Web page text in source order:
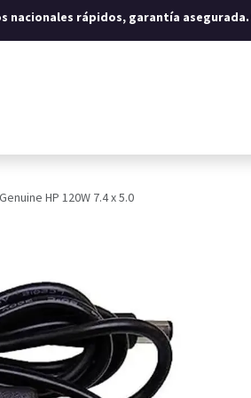
nacionales rápidos, garantía asegurada.
HP 120W 7.4 x 5.0